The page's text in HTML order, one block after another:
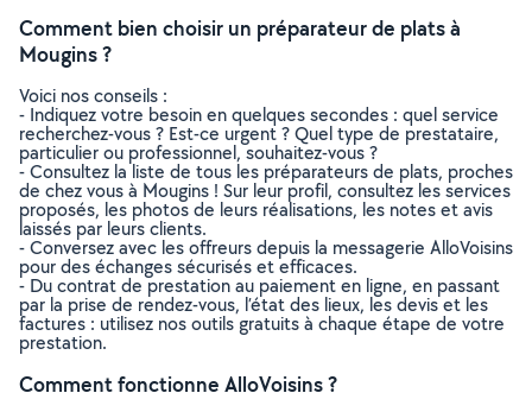
Comment bien choisir un préparateur de plats à
Mougins ?
Voici nos conseils :
- Indiquez votre besoin en quelques secondes : quel service
recherchez-vous ? Est-ce urgent ? Quel type de prestataire,
particulier ou professionnel, souhaitez-vous ?
- Consultez la liste de tous les préparateurs de plats, proches
de chez vous à Mougins ! Sur leur profil, consultez les services
proposés, les photos de leurs réalisations, les notes et avis
laissés par leurs clients.
- Conversez avec les offreurs depuis la messagerie AlloVoisins
pour des échanges sécurisés et efficaces.
- Du contrat de prestation au paiement en ligne, en passant
par la prise de rendez-vous, l’état des lieux, les devis et les
factures : utilisez nos outils gratuits à chaque étape de votre
prestation.
Comment fonctionne AlloVoisins ?